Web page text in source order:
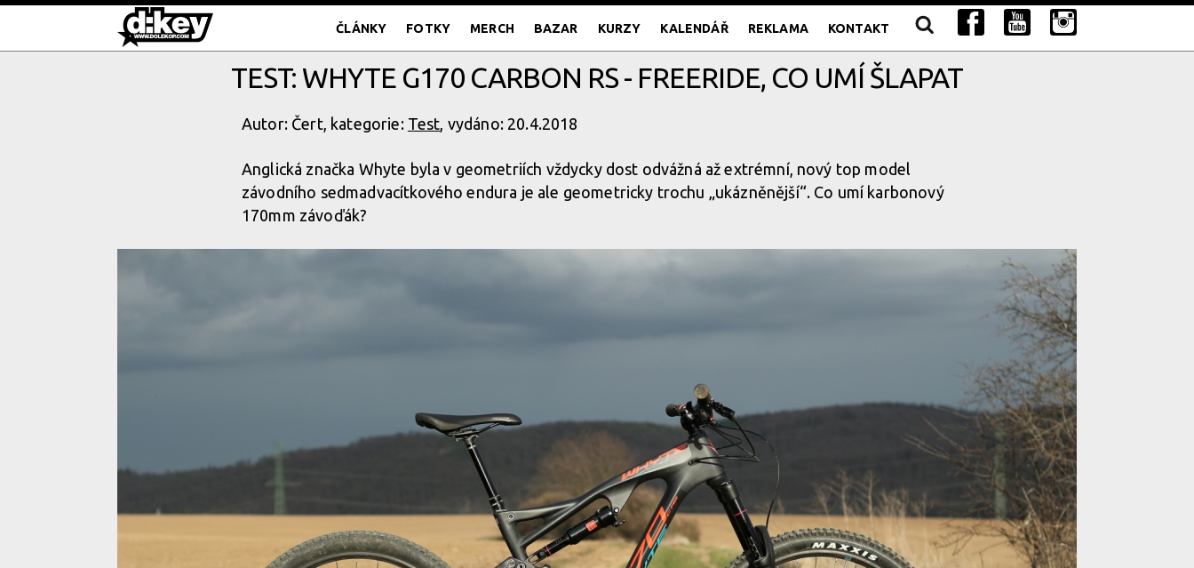
ČLÁNKY FOTKY MERCH BAZAR KURZY KALENDÁŘ REKLAMA KONTAKT
TEST: WHYTE G170 CARBON RS - FREERIDE, CO UMÍ ŠLAPAT
Autor: Čert, kategorie: Test, vydáno: 20.4.2018
Anglická značka Whyte byla v geometriích vždycky dost odvážná až extrémní, nový top model
závodního sedmadvacítkového endura je ale geometricky trochu „ukázněnější“. Co umí karbonový
170mm závoďák?